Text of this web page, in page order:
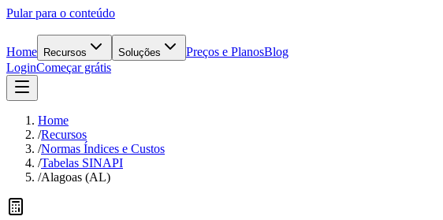
Pular para o conteúdo
Home Recursos Soluções Preços e PlanosBlog
LoginComeçar grátis
Home
/Recursos
/Normas Índices e Custos
/Tabelas SINAPI
/Alagoas (AL)